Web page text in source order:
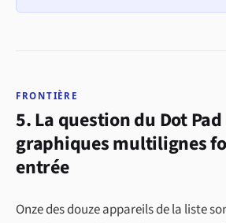
FRONTIÈRE
5. La question du Dot Pad
graphiques multilignes
entrée
Onze des douze appareils de la liste